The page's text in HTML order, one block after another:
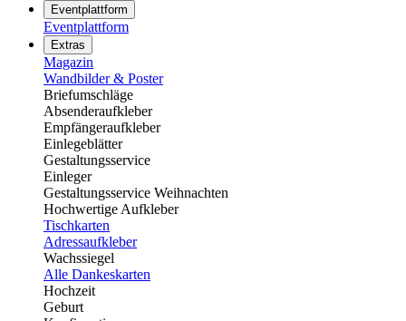
Eventplattform
Eventplattform
Extras
Magazin
Wandbilder & Poster
Briefumschläge
Absenderaufkleber
Empfängeraufkleber
Einlegeblätter
Gestaltungsservice
Einleger
Gestaltungsservice Weihnachten
Hochwertige Aufkleber
Tischkarten
Adressaufkleber
Wachssiegel
Alle Dankeskarten
Hochzeit
Geburt